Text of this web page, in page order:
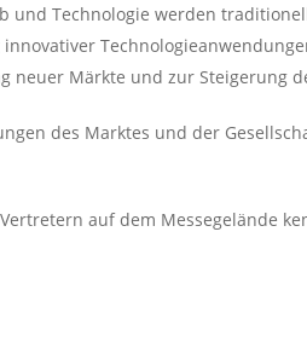
und Technologie werden
Märkte und zur Steigerung
des Marktes und der
auf dem Messegelände